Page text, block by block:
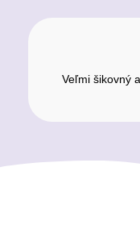
Veľmi šikovný